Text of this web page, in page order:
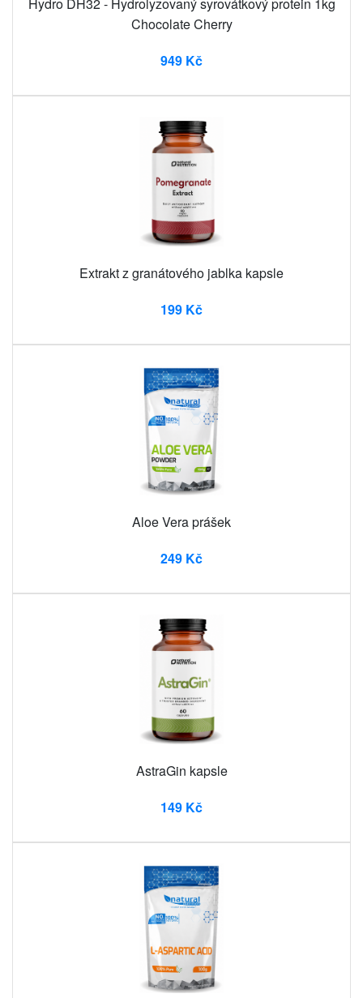
Chocolate Cherry
949 Kč
Extrakt z granátového jablka kapsle
199 Kč
Aloe Vera prášek
249 Kč
AstraGin kapsle
149 Kč